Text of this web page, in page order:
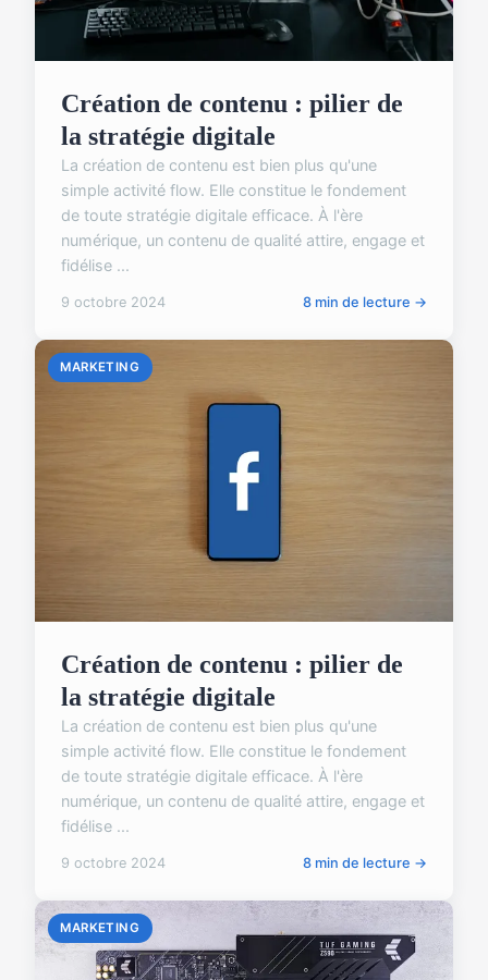
Création de contenu : pilier de
la stratégie digitale
La création de contenu est bien plus qu'une
simple activité flow. Elle constitue le fondement
de toute stratégie digitale efficace. À l'ère
numérique, un contenu de qualité attire, engage et
fidélise ...
9 octobre 2024 8 min de lecture →
MARKETING
Création de contenu : pilier de
la stratégie digitale
La création de contenu est bien plus qu'une
simple activité flow. Elle constitue le fondement
de toute stratégie digitale efficace. À l'ère
numérique, un contenu de qualité attire, engage et
fidélise ...
9 octobre 2024 8 min de lecture →
MARKETING